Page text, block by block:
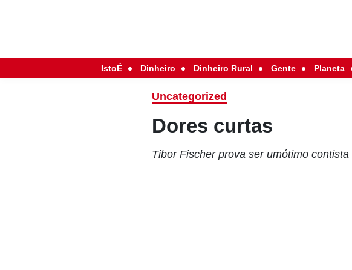
IstoÉ Dinheiro Dinheiro Rural Gente Planeta
Uncategorized
Dores curtas
Tibor Fischer prova ser umótimo contista